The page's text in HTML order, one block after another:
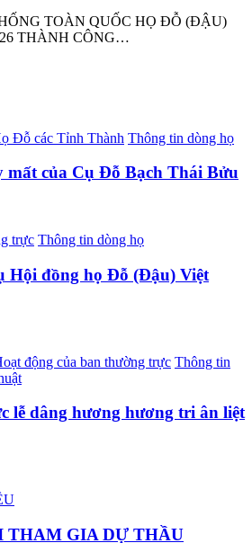
TOÀN QUỐC HỌ ĐỖ (ĐẬU)
THÀNH CÔNG…
Đỗ các Tỉnh Thành Thông tin dòng họ
mất của Cụ Đỗ Bạch Thái Bửu
trực Thông tin dòng họ
Hội đồng họ Đỗ (Đậu) Việt
động của ban thường trực Thông tin
lễ dâng hương hương tri ân liệt
THAM GIA DỰ THẦU